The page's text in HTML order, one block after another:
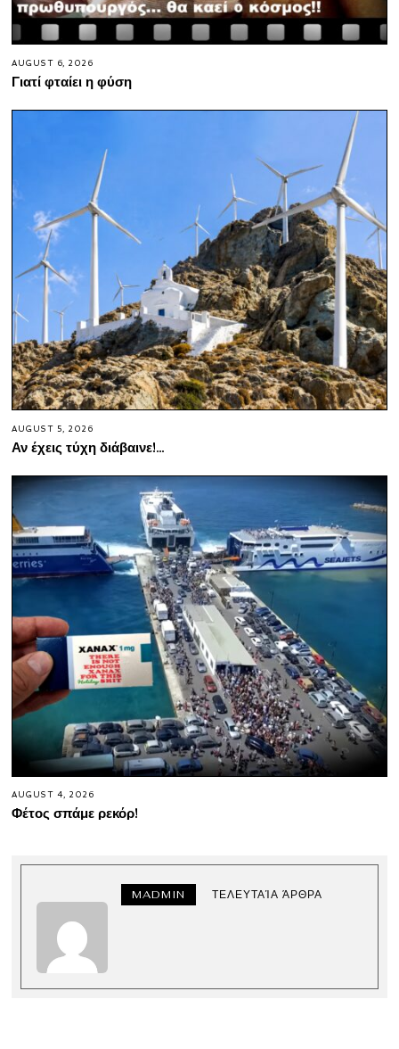
AUGUST 6, 2026
Γιατί φταίει η φύση
AUGUST 5, 2026
Αν έχεις τύχη διάβαινε!…
AUGUST 4, 2026
Φέτος σπάμε ρεκόρ!
MADMIN ΤΕΛΕΥΤΑΊΑ ΆΡΘΡΑ